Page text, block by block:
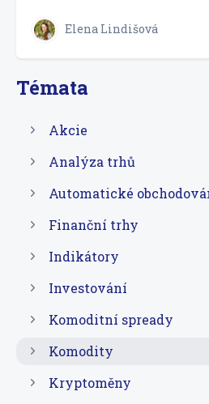
Elena Lindišová
Témata
Akcie
Analýza trhů
Automatické
Finanční trhy
Indikátory
Investování
Komoditní spready
Komodity
Kryptoměny